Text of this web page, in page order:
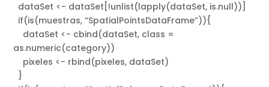
dataSet <- dataSet[!unlist(lapply(dataSet, is.null))]
if(is(muestras, “SpatialPointsDataFrame”)){
dataSet <- cbind(dataSet, class =
as.numeric(category))
pixeles <- rbind(pixeles, dataSet)
}